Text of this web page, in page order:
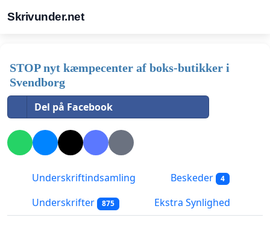
Skrivunder.net
STOP nyt kæmpecenter af boks-butikker i
Svendborg
Del på Facebook
Underskriftindsamling Beskeder 4
Underskrifter 875 Ekstra Synlighed